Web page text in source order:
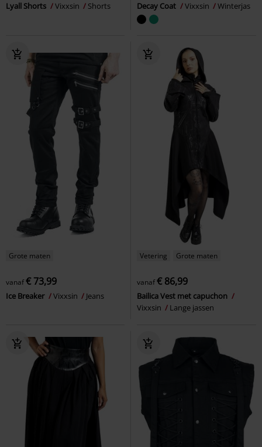
Lyall Shorts Vixxsin Shorts Decay Coat Vixxsin Winterjas
Grote maten
vanaf€ 73,99
Ice Breaker Vixxsin Jeans
Vetering Grote maten
vanaf€ 86,99
Bailica Vest met capuchon
Vixxsin
Lange jassen